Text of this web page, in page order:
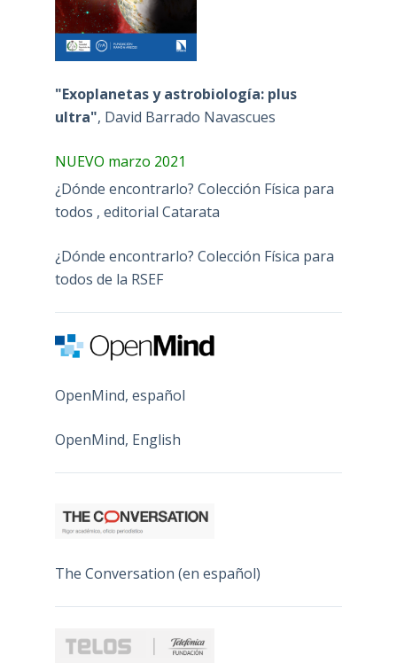
"Exoplanetas y astrobiología: plus
ultra", David Barrado Navascues
NUEVO marzo 2021
¿Dónde encontrarlo? Colección Física para
todos , editorial Catarata
¿Dónde encontrarlo? Colección Física para
todos de la RSEF
OpenMind, español
OpenMind, English
The Conversation (en español)